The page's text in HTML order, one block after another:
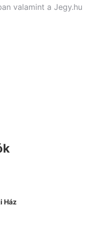
valamint a Jegy.hu
Ház